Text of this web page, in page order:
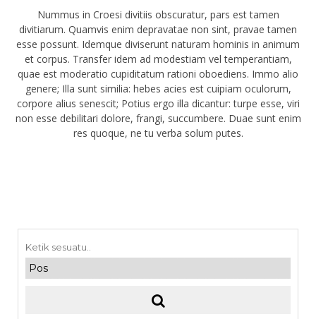
Nummus in Croesi divitiis obscuratur, pars est tamen
divitiarum. Quamvis enim depravatae non sint, pravae tamen
esse possunt. Idemque diviserunt naturam hominis in animum
et corpus. Transfer idem ad modestiam vel temperantiam,
quae est moderatio cupiditatum rationi oboediens. Immo alio
genere; Illa sunt similia: hebes acies est cuipiam oculorum,
corpore alius senescit; Potius ergo illa dicantur: turpe esse, viri
non esse debilitari dolore, frangi, succumbere. Duae sunt enim
res quoque, ne tu verba solum putes.